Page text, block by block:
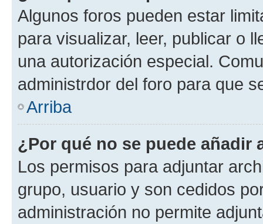
Algunos foros pueden estar
para visualizar, leer, publicar o
una autorización especial.
administrdor del foro para que
Arriba
¿Por qué no se puede añadir
Los permisos para adjuntar
grupo, usuario y son cedidos
administración no permite